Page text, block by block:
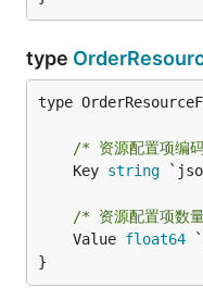
type
type
/* 资源配置项编
	Key
string
/* 资源配置项
	Value
float64
}